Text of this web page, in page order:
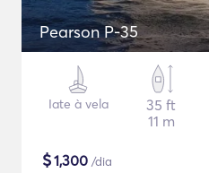
Pearson P-35
Iate à vela
35 ft
11 m
$1,300 /dia